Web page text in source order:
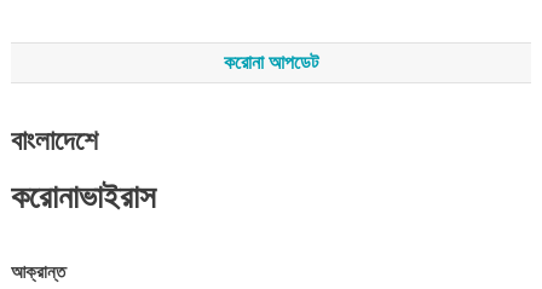
করোনা আপডেট
বাংলাদেশে
করোনাভাইরাস
আক্রান্ত